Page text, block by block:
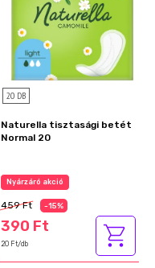
20 DB
Naturella tisztasági betét
Normal 20
Nyárzáró akció
459 Ft -15%
390 Ft
20 Ft/db